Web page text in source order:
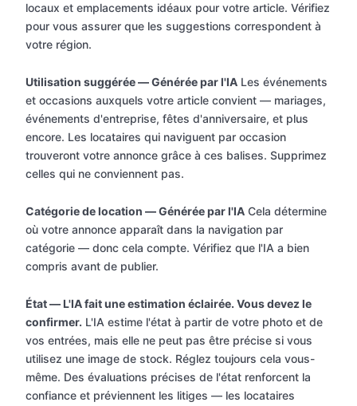
locaux et emplacements idéaux pour votre article. Vérifiez
pour vous assurer que les suggestions correspondent à
votre région.
Utilisation suggérée — Générée par l'IA Les événements
et occasions auxquels votre article convient — mariages,
événements d'entreprise, fêtes d'anniversaire, et plus
encore. Les locataires qui naviguent par occasion
trouveront votre annonce grâce à ces balises. Supprimez
celles qui ne conviennent pas.
Catégorie de location — Générée par l'IA Cela détermine
où votre annonce apparaît dans la navigation par
catégorie — donc cela compte. Vérifiez que l'IA a bien
compris avant de publier.
État — L'IA fait une estimation éclairée. Vous devez le
confirmer. L'IA estime l'état à partir de votre photo et de
vos entrées, mais elle ne peut pas être précise si vous
utilisez une image de stock. Réglez toujours cela vous-
même. Des évaluations précises de l'état renforcent la
confiance et préviennent les litiges — les locataires